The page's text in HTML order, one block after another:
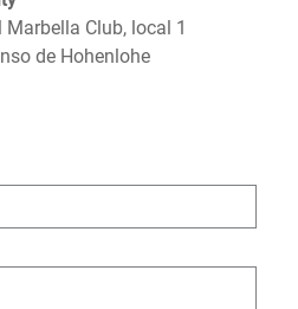
Marbella Club, local 1
de Hohenlohe